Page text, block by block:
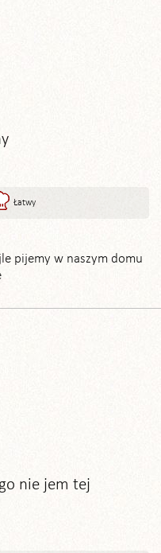
Łatwy
pijemy w naszym domu
nie jem tej